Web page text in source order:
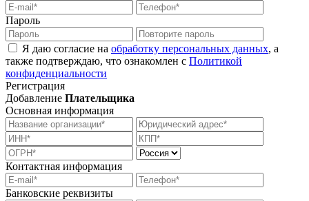
Пароль
Я даю согласие на обработку персональных данных, а
также подтверждаю, что ознакомлен с Политикой
конфиденциальности
Регистрация
Добавление Плательщика
Основная информация
Контактная информация
Банковские реквизиты